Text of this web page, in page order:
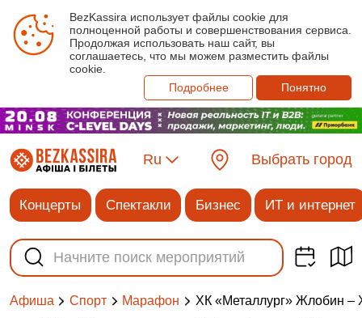
BezKassira использует файлы cookie для
полноценной работы и совершенствования сервиса.
Продолжая использовать наш сайт, вы
соглашаетесь, что мы можем разместить файлы
cookie.
Подробнее
Понятно
Ru Выбрать город
Концерты Спектакли Бизнес ИТ и интернет
Афиша Спорт Марафон ХК «Металлург» Жлобин –